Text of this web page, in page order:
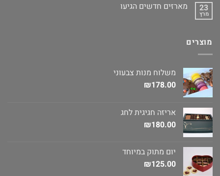
23
מרץ
מארזים חדשים הגיעו
מוצרים
משלוח מנות צבעוני
₪178.00
אריזה חגיגית לחג
₪180.00
יום מתוק במיוחד
₪125.00